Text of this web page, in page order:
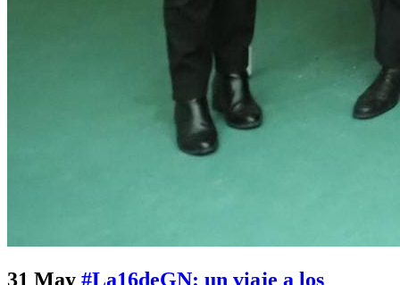
31 May #La16deGN: un viaje a los